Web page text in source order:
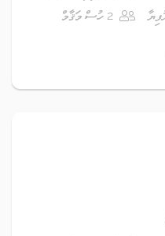
2 ހުސް މަޤާމް